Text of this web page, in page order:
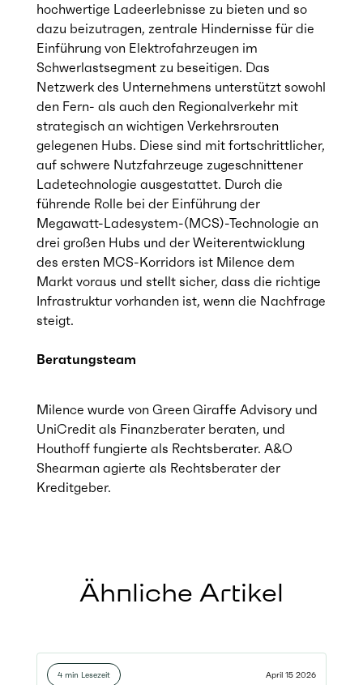
hochwertige Ladeerlebnisse zu bieten und so
dazu beizutragen, zentrale Hindernisse für die
Einführung von Elektrofahrzeugen im
Schwerlastsegment zu beseitigen. Das
Netzwerk des Unternehmens unterstützt sowohl
den Fern- als auch den Regionalverkehr mit
strategisch an wichtigen Verkehrsrouten
gelegenen Hubs. Diese sind mit fortschrittlicher,
auf schwere Nutzfahrzeuge zugeschnittener
Ladetechnologie ausgestattet. Durch die
führende Rolle bei der Einführung der
Megawatt-Ladesystem-(MCS)-Technologie an
drei großen Hubs und der Weiterentwicklung
des ersten MCS-Korridors ist Milence dem
Markt voraus und stellt sicher, dass die richtige
Infrastruktur vorhanden ist, wenn die Nachfrage
steigt.
Beratungsteam
Milence wurde von Green Giraffe Advisory und
UniCredit als Finanzberater beraten, und
Houthoff fungierte als Rechtsberater. A&O
Shearman agierte als Rechtsberater der
Kreditgeber.
Ähnliche Artikel
4 min Lesezeit April 15 2026